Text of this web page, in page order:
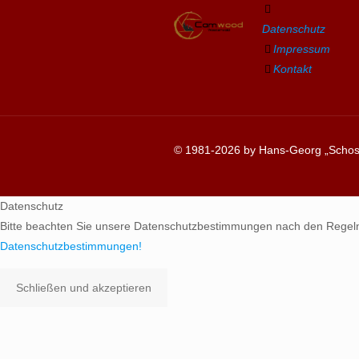
Datenschutz
Impressum
Kontakt
© 1981-2026 by Hans-Georg
Datenschutz
Bitte beachten Sie unsere Datenschutzbestimmungen nach den
Datenschutzbestimmungen!
Schließen und akzeptieren